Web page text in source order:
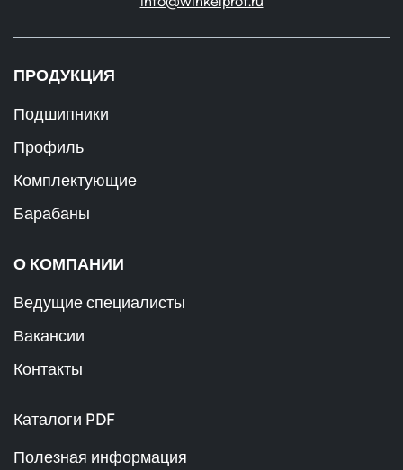
ПРОДУКЦИЯ
Подшипники
Профиль
Комплектующие
Барабаны
О КОМПАНИИ
Ведущие специалисты
Вакансии
Контакты
Каталоги PDF
Полезная информация